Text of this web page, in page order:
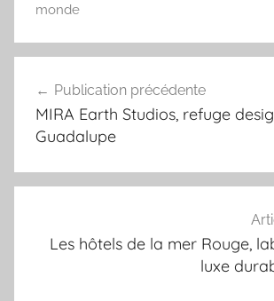
monde
de
l’article
Publication précédente
MIRA Earth Studios, refuge
Guadalupe
Les hôtels de la mer Rouge,
luxe